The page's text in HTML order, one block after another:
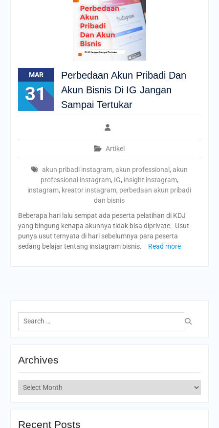
MAR
31
Perbedaan Akun Pribadi Dan
Akun Bisnis Di IG Jangan
Sampai Tertukar
Artikel
akun pribadi instagram, akun professional , akun
professional instagram, IG, insight instagram,
instagram, kreator instagram, perbedaan akun pribadi
dan bisnis
Beberapa hari lalu sempat ada peserta pelatihan di KDJ
yang bingung kenapa akunnya tidak bisa diprivate. Usut
punya usut ternyata di hari sebelumnya para peserta
sedang belajar tentang instagram bisnis.
Read more
Search
for:
Archives
Archives
Recent Posts